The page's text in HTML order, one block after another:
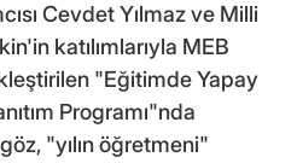
Cevdet Yılmaz ve Milli
katılımlarıyla MEB
"Eğitimde Yapay
Programı"nda
"yılın öğretmeni"